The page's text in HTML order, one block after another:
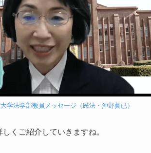
学法学部教員メッセージ（民法・沖野眞已）
くご紹介していきますね。